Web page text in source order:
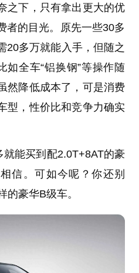
之下，只有拿出更大的优
者的目光。原先一些30多
20多万就能入手，但随之
如全车“铝换钢”等操作随
然降低成本了，可是消费
型，性价比和竞争力确实
能买到配2.0T+8AT的豪
信。可如今呢？你还别
的豪华B级车。